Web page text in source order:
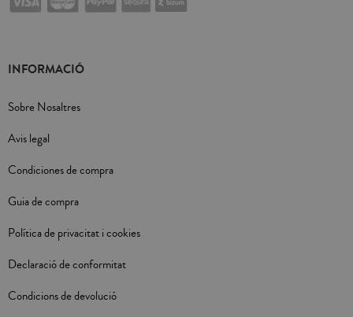
INFORMACIÓ
Sobre Nosaltres
Avis legal
Condiciones de compra
Guia de compra
Política de privacitat i cookies
Declaració de conformitat
Condicions de devolució